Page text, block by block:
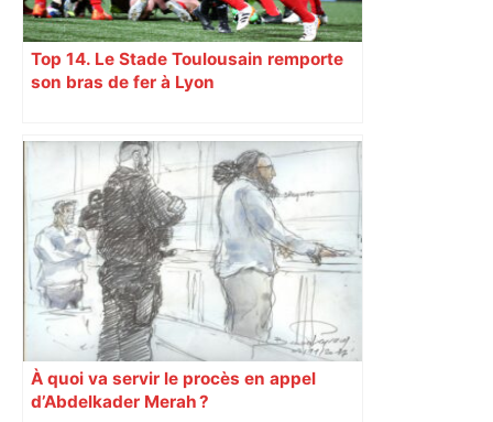
Top 14. Le Stade Toulousain remporte
son bras de fer à Lyon
À quoi va servir le procès en appel
d’Abdelkader Merah ?